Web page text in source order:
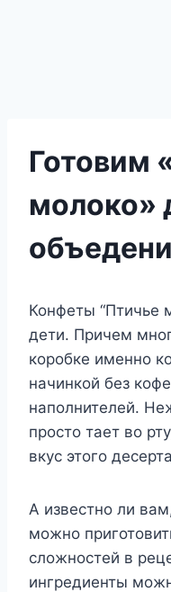
Готовим
молоко»
Конфеты “Птичье
дети. Причем
коробке именно
начинкой без
наполнителей.
просто тает во
вкус этого
А известно ли
можно
сложностей в
ингредиенты